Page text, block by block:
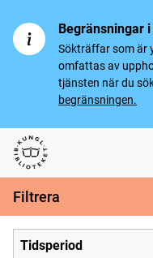
Begränsningar
Sökträffar som är
omfattas av
tjänsten när du
begränsningen.
Svenska tidningar
Filtrera
Tidsperiod